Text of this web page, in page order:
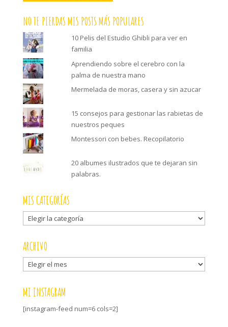
NO TE PIERDAS MIS POSTS MÁS POPULARES
10 Pelis del Estudio Ghibli para ver en
familia
Aprendiendo sobre el cerebro con la
palma de nuestra mano
Mermelada de moras, casera y sin azucar
15 consejos para gestionar las rabietas de
nuestros peques
Montessori con bebes. Recopilatorio
20 albumes ilustrados que te dejaran sin
palabras.
MIS CATEGORÍAS
Mis
categorías
ARCHIVO
Archivo
MI INSTAGRAM
[instagram-feed num=6 cols=2]